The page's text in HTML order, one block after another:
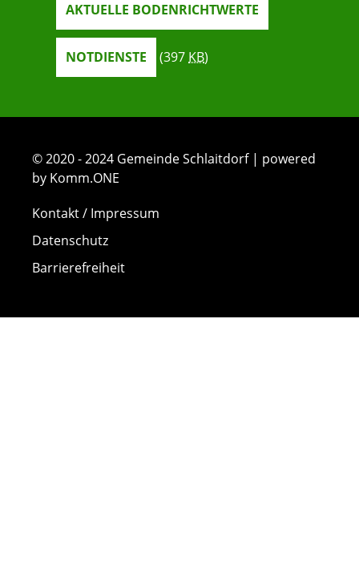
AKTUELLE BODENRICHTWERTE
NOTDIENSTE (397 KB)
© 2020 - 2024 Gemeinde Schlaitdorf | powered
by Komm.ONE
Kontakt / Impressum
Datenschutz
Barrierefreiheit